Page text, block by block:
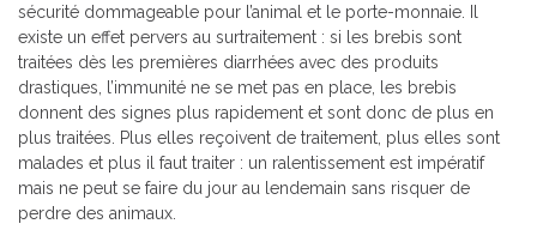
sécurité dommageable pour l’animal et le porte-monnaie. Il
existe un effet pervers au surtraitement : si les brebis sont
traitées dès les premières diarrhées avec des produits
drastiques, l’immunité ne se met pas en place, les brebis
donnent des signes plus rapidement et sont donc de plus en
plus traitées. Plus elles reçoivent de traitement, plus elles sont
malades et plus il faut traiter : un ralentissement est impératif
mais ne peut se faire du jour au lendemain sans risquer de
perdre des animaux.